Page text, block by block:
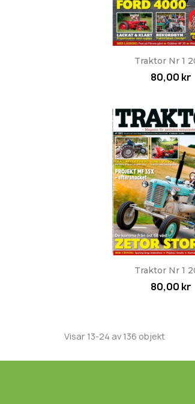

Traktor Nr 1
80,00 kr

Traktor Nr 1
80,00 kr
Visar 13-24 av 136 objekt